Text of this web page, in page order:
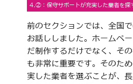
4.②：保守サポートが充実した業者を探
前のセクションでは、全国
お話ししました。ホームペ
だ制作するだけでなく、そ
も非常に重要です。そのた
実した業者を選ぶことが、